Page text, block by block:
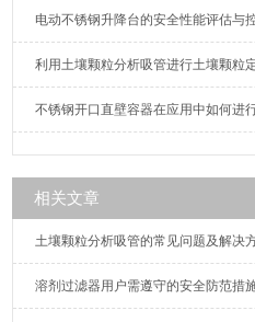
电动不锈钢升降台的安全性能评估与
利用土壤颗粒分析吸管进行土壤颗粒
不锈钢开口直壁容器在应用中如何进
相关文章
土壤颗粒分析吸管的常见问题及解决
溶剂过滤器用户需遵守的安全防范措